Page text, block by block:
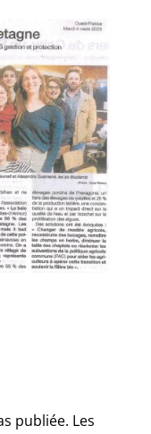
publiée. Les